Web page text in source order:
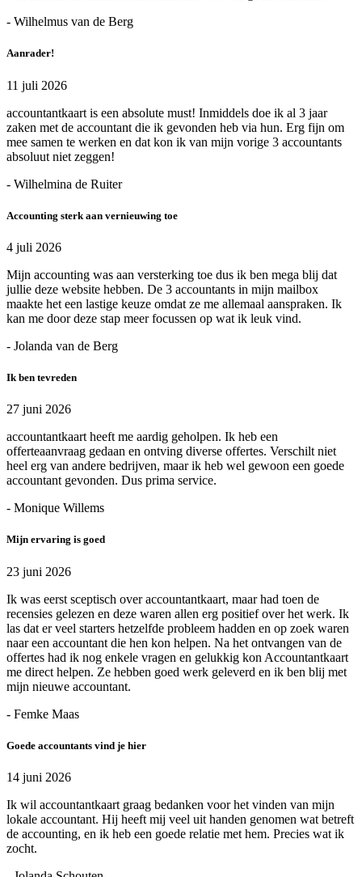
- Wilhelmus van de Berg
Aanrader!
11 juli 2026
accountantkaart is een absolute must! Inmiddels doe ik al 3 jaar
zaken met de accountant die ik gevonden heb via hun. Erg fijn om
mee samen te werken en dat kon ik van mijn vorige 3 accountants
absoluut niet zeggen!
- Wilhelmina de Ruiter
Accounting sterk aan vernieuwing toe
4 juli 2026
Mijn accounting was aan versterking toe dus ik ben mega blij dat
jullie deze website hebben. De 3 accountants in mijn mailbox
maakte het een lastige keuze omdat ze me allemaal aanspraken. Ik
kan me door deze stap meer focussen op wat ik leuk vind.
- Jolanda van de Berg
Ik ben tevreden
27 juni 2026
accountantkaart heeft me aardig geholpen. Ik heb een
offerteaanvraag gedaan en ontving diverse offertes. Verschilt niet
heel erg van andere bedrijven, maar ik heb wel gewoon een goede
accountant gevonden. Dus prima service.
- Monique Willems
Mijn ervaring is goed
23 juni 2026
Ik was eerst sceptisch over accountantkaart, maar had toen de
recensies gelezen en deze waren allen erg positief over het werk. Ik
las dat er veel starters hetzelfde probleem hadden en op zoek waren
naar een accountant die hen kon helpen. Na het ontvangen van de
offertes had ik nog enkele vragen en gelukkig kon Accountantkaart
me direct helpen. Ze hebben goed werk geleverd en ik ben blij met
mijn nieuwe accountant.
- Femke Maas
Goede accountants vind je hier
14 juni 2026
Ik wil accountantkaart graag bedanken voor het vinden van mijn
lokale accountant. Hij heeft mij veel uit handen genomen wat betreft
de accounting, en ik heb een goede relatie met hem. Precies wat ik
zocht.